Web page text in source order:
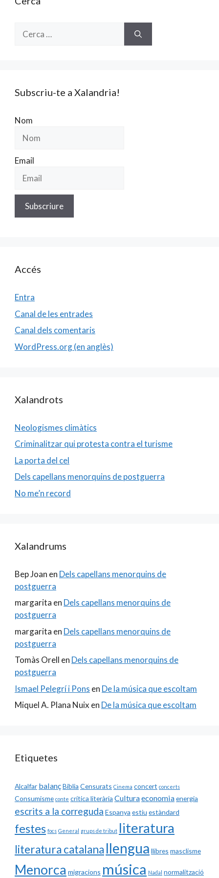
Subscriu-te a Xalandria!
Nom
Email
Accés
Entra
Canal de les entrades
Canal dels comentaris
WordPress.org (en anglès)
Xalandrots
Neologismes climàtics
Criminalitzar qui protesta contra el turisme
La porta del cel
Dels capellans menorquins de postguerra
No me’n record
Xalandrums
Bep Joan en Dels capellans menorquins de
postguerra
margarita en Dels capellans menorquins de
postguerra
margarita en Dels capellans menorquins de
postguerra
Tomàs Orell en Dels capellans menorquins de
postguerra
Ismael Pelegrí i Pons en De la música que escoltam
Miquel A. Plana Nuix en De la música que escoltam
Etiquetes
Alcalfar balançBiblia Censurats Cinema concert concerts
Consumisme conte crítica literària Culturaeconomiaenergia
escrits a la correguda Espanya estiu estàndard
festes focs General grups de tribut literatura
literatura catalana llengua llibres masclisme
Menorca migracions música Nadal normalització